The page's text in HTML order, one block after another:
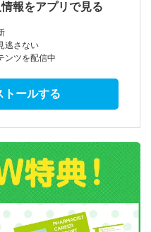
報をアプリで見る
逃さない
ンツを配信中
トールする